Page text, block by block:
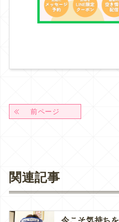
前ページ
関連記事
今こそ気持ち